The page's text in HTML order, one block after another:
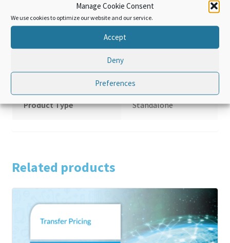
Manage Cookie Consent
We use cookies to optimize our website and our service.
Accept
Deny
Preferences
Additional information
Language French
Product Type Standalone
Related products